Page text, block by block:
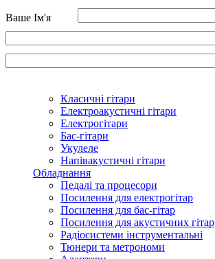
Ваше Ім'я
Класичні гітари
Електроакустичні гітари
Електрогітари
Бас-гітари
Укулеле
Напівакустичні гітари
Обладнання
Педалі та процесори
Посилення для електрогітар
Посилення для бас-гітар
Посилення для акустичних гітар
Радіосистеми інструментальні
Тюнери та метрономи